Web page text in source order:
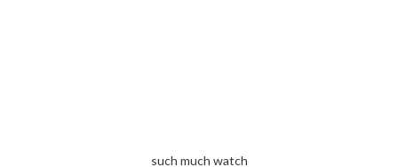
such much watch